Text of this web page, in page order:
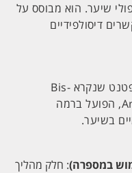
שיער. הוא מבוסס על
דיסולפידיים
המוצרים של אולפלקס מכילים רכיב פטנט שנקרא Bis-
Aminopropyl Diglycol Dimaleate, הפועל ברמה
בשיער.
: חלק מהליך